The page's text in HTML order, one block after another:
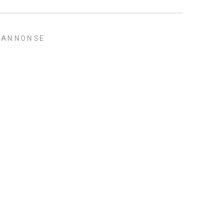
ANNONSE